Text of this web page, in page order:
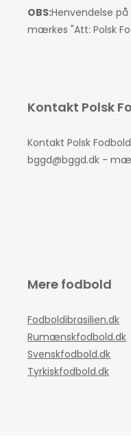
OBS:Henvendelse
mærkes "Att: Polsk
Kontakt Polsk
Kontakt Polsk
bggd@bggd.dk -
Mere fodbold
Fodboldibrasilien.dk
Rumænskfodbold.dk
Svenskfodbold.dk
Tyrkiskfodbold.dk